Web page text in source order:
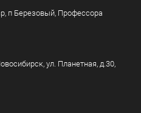
п Березовый, Профессора
ул. Планетная, д.30,